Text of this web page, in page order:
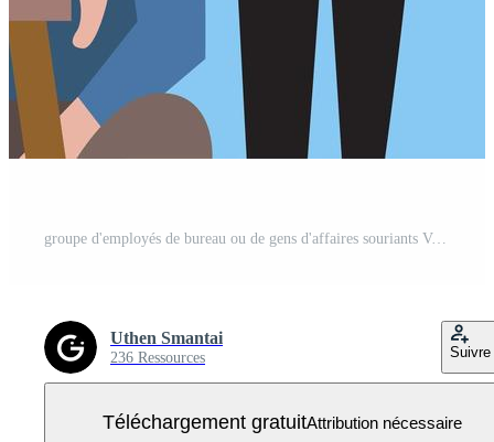
groupe d'employés de bureau ou de gens d'affaires souriants Vecteur Gratuit
Uthen Smantai
236 Ressources Suivre
Téléchargement gratuitAttribution nécessaire